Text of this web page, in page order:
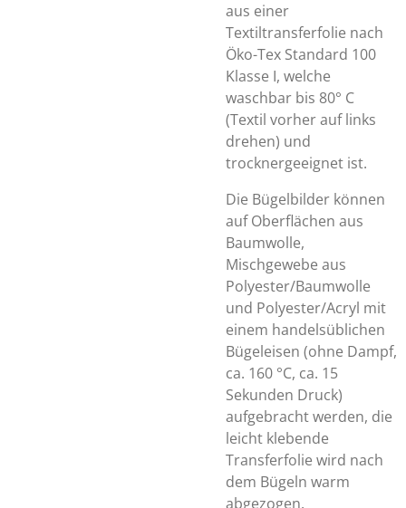
aus einer
Textiltransferfolie nach
Öko-Tex Standard 100
Klasse I, welche
waschbar bis 80° C
(Textil vorher auf links
drehen) und
trocknergeeignet ist.
Die Bügelbilder können
auf Oberflächen aus
Baumwolle,
Mischgewebe aus
Polyester/Baumwolle
und Polyester/Acryl mit
einem handelsüblichen
Bügeleisen (ohne Dampf,
ca. 160 °C, ca. 15
Sekunden Druck)
aufgebracht werden, die
leicht klebende
Transferfolie wird nach
dem Bügeln warm
abgezogen.